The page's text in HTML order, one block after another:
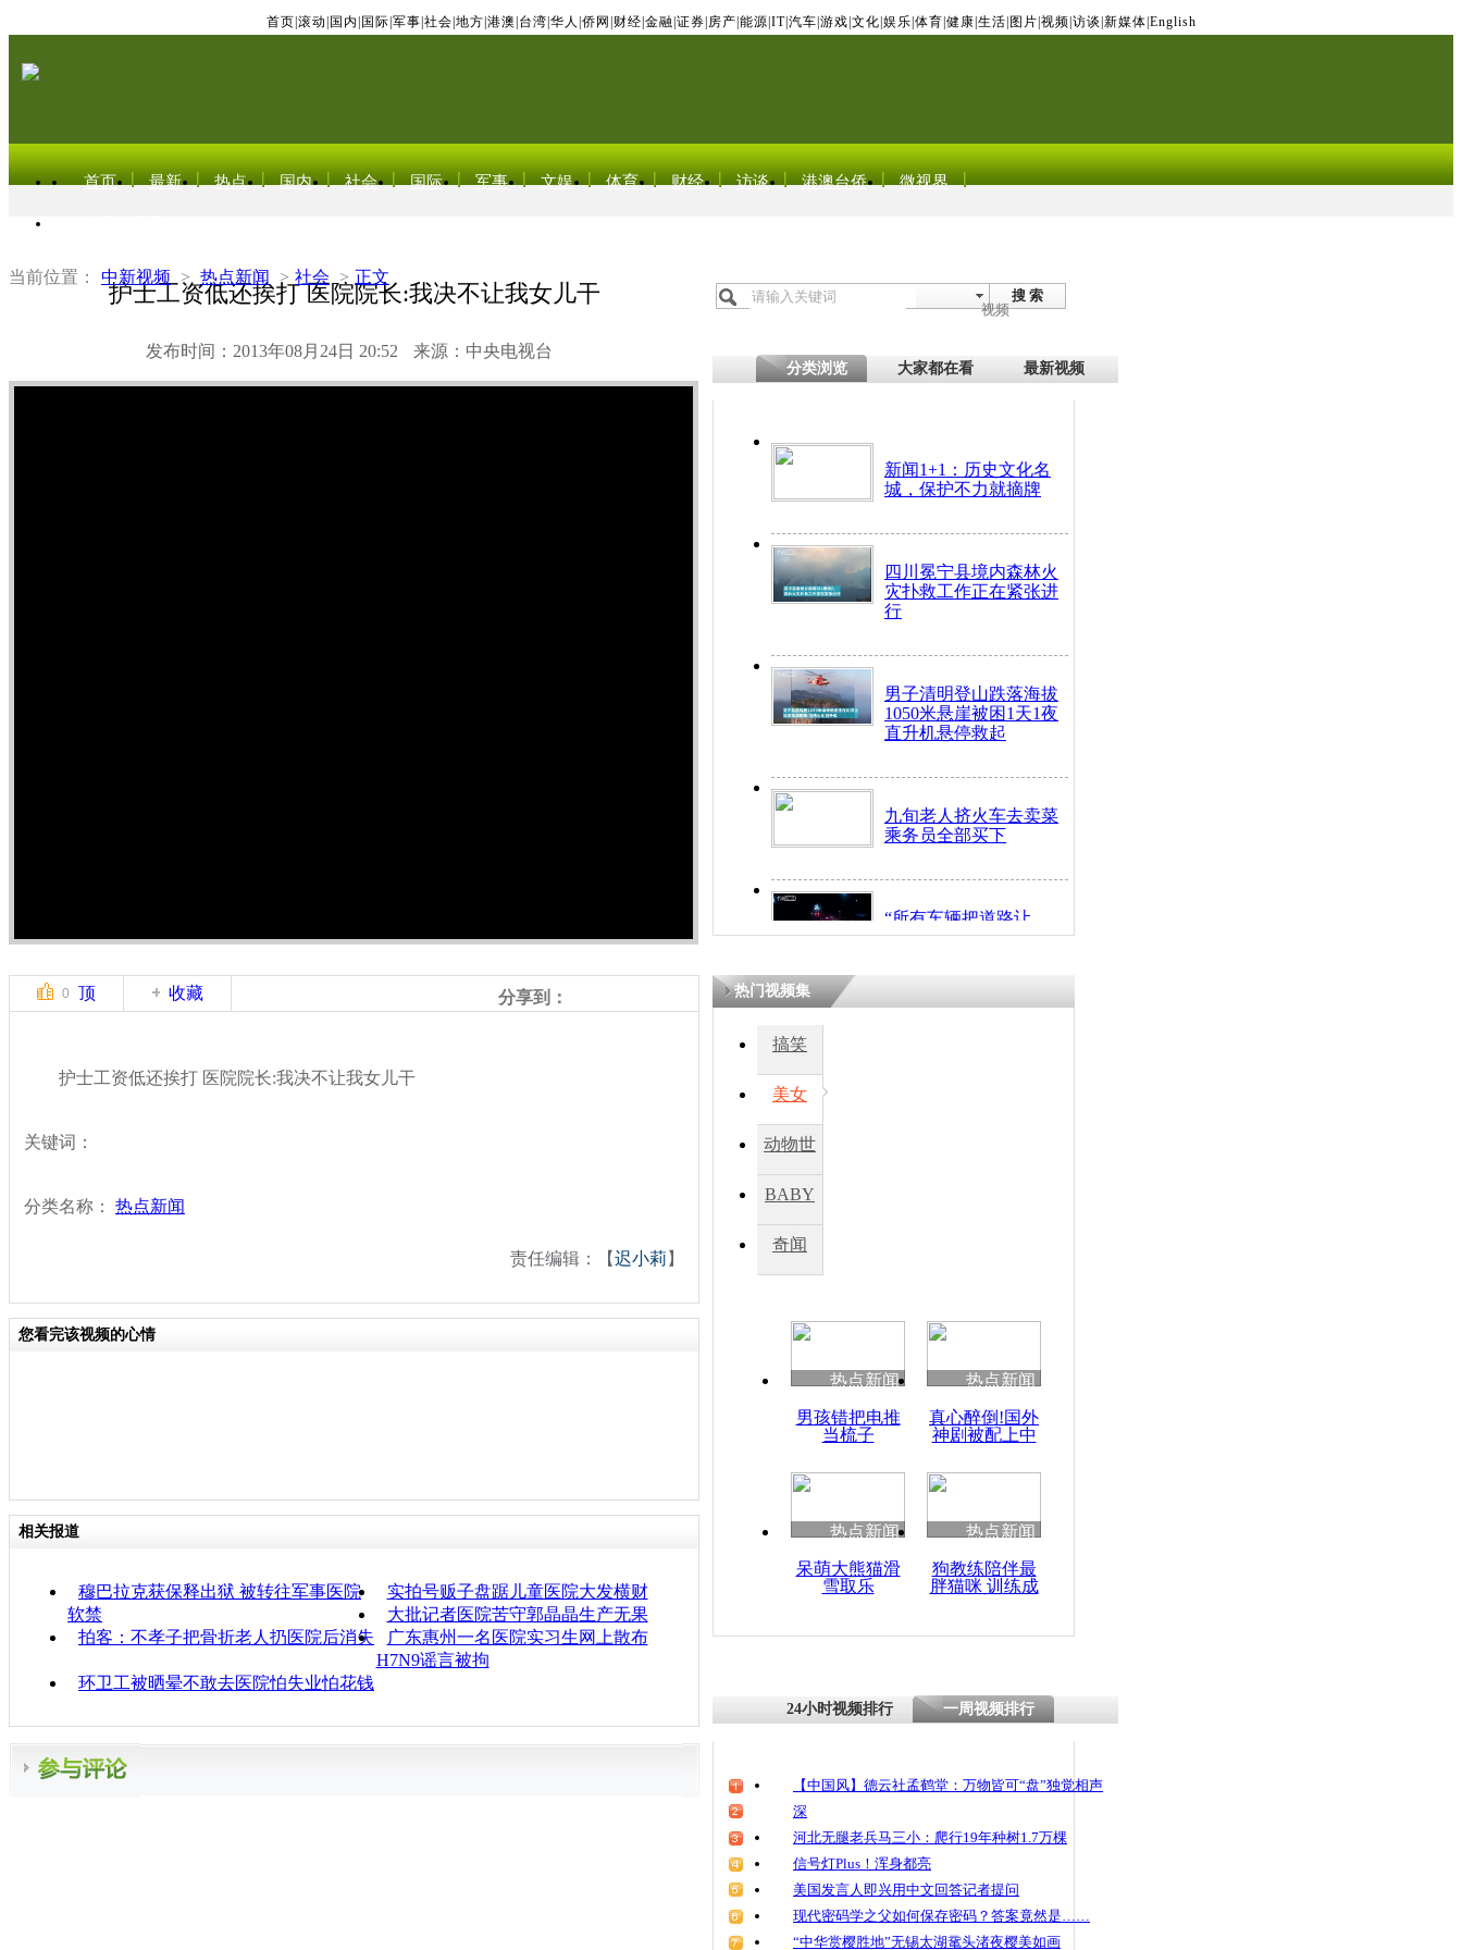
首页 滚动 国内 国际 军事 社会 地方 港澳 台湾 华人 侨网 财经 金融 证券 房产 能源 IT| 汽车 游戏 文化 娱乐 体育 健康 生活 图片 视频 访谈 新媒体 English
首页 最新 热点 国内 社会 国际 军事 文娱 体育 财经 访谈 港澳台侨 微视界
当前位置： 中新视频 > 热点新闻 > 社会 > 正文
护士工资低还挨打 医院院长:我决不让我女儿干
发布时间：2013年08月24日 20:52 来源：中央电视台
搜 索
视频
分类浏览 大家都在看 最新视频
新闻1+1：历史文化名
城，保护不力就摘牌
四川冕宁县境内森林火
灾扑救工作正在紧张进
行
男子清明登山跌落海拔
1050米悬崖被困1天1夜
直升机悬停救起
九旬老人挤火车去卖菜
乘务员全部买下
“所有车辆把道路让
开！”儿童突发疾病交
四川兴文苗乡上万人欢
度苗族花山节
清明祭英烈 哀思悼忠
护士工资低还挨打 医
0 顶 收藏 分享到：
护士工资低还挨打 医院院长:我决不让我女儿干
关键词：
分类名称： 热点新闻
责任编辑：【迟小莉 】
您看完该视频的心情
相关报道
穆巴拉克获保释出狱 被转往军事医院
软禁
实拍号贩子盘踞儿童医院大发横财
大批记者医院苦守郭晶晶生产无果
拍客：不孝子把骨折老人扔医院后消失
广东惠州一名医院实习生网上散布
H7N9谣言被拘
环卫工被晒晕不敢去医院怕失业怕花钱
热门视频集
搞笑
美女
动物世
BABY
秀
奇闻
热点新闻
男孩错把电推
当梳子
热点新闻
真心醉倒!国外
神剧被配上中
热点新闻
呆萌大熊猫滑
雪取乐
热点新闻
狗教练陪伴最
胖猫咪 训练成
24小时视频排行 一周视频排行
【中国风】德云社孟鹤堂：万物皆可“盘”独觉相声
深
河北无腿老兵马三小：爬行19年种树1.7万棵
信号灯Plus！浑身都亮
美国发言人即兴用中文回答记者提问
现代密码学之父如何保存密码？答案竟然是……
“中华赏樱胜地”无锡太湖鼋头渚夜樱美如画